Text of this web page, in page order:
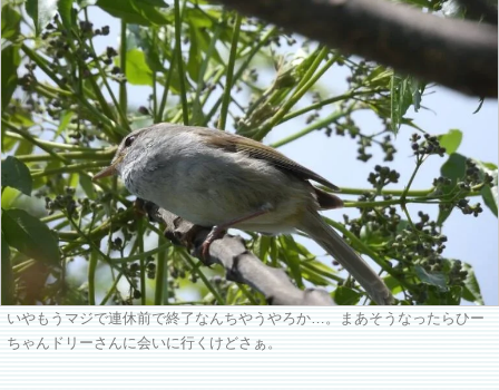
いやもうマジで連休前で終了なんちやうやろか…。まあそうなったらひー
ちゃんドリーさんに会いに行くけどさぁ。